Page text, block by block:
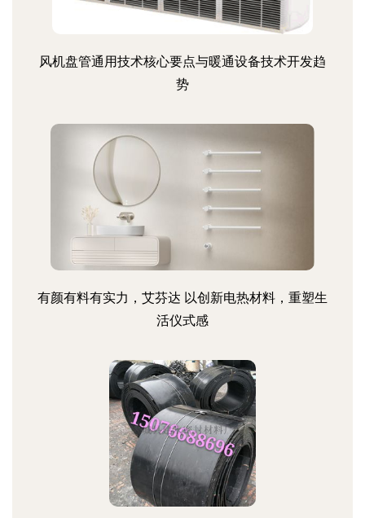
风机盘管通用技术核心要点与暖通设备技术开发趋
势
有颜有料有实力，艾芬达 以创新电热材料，重塑生
活仪式感